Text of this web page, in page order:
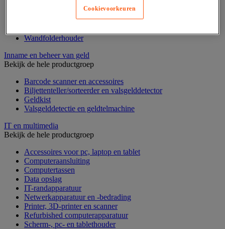
Mobiel folderrek
Wandfolderhouder
Inname en beheer van geld
Bekijk de hele productgroep
Barcode scanner en accessoires
Biljettenteller/sorteerder en valsgelddetector
Geldkist
Valsgelddetectie en geldtelmachine
IT en multimedia
Bekijk de hele productgroep
Accessoires voor pc, laptop en tablet
Computeraansluiting
Computertassen
Data opslag
IT-randapparatuur
Netwerkapparatuur en -bedrading
Printer, 3D-printer en scanner
Refurbished computerapparatuur
Scherm-, pc- en tablethouder
Cookievoorkeuren